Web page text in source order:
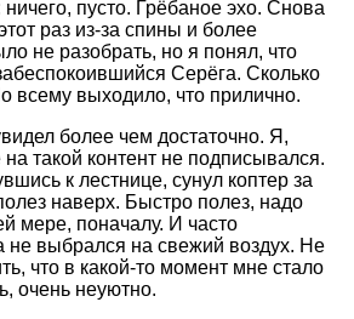
пусто. Грёбаное эхо. Снова
раз из-за спины и более
не разобрать, но я понял, что
Серёга. Сколько
всему выходило, что прилично.
более чем достаточно. Я,
такой контент не подписывался.
к лестнице, сунул коптер за
наверх. Быстро полез, надо
мере, поначалу. И часто
не выбрался на свежий воздух. Не
что в какой-то момент мне стало
очень неуютно.